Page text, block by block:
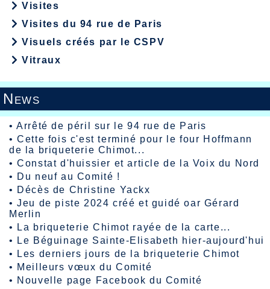
Visites
Visites du 94 rue de Paris
Visuels créés par le CSPV
Vitraux
News
•Arrêté de péril sur le 94 rue de Paris
•Cette fois c'est terminé pour le four Hoffmann
de la briqueterie Chimot...
•Constat d'huissier et article de la Voix du Nord
• Du neuf au Comité !
• Décès de Christine Yackx
•Jeu de piste 2024 créé et guidé oar Gérard
Merlin
•
La briqueterie Chimot rayée de la carte...
•
Le Béguinage Sainte-Elisabeth hier-aujourd'hui
•
Les derniers jours de la briqueterie Chimot
• Meilleurs vœux du Comité
• Nouvelle page Facebook du Comité